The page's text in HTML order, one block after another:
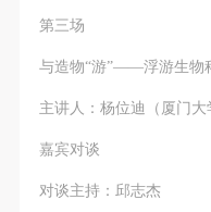
第三场
与造物“游”——浮游生物
主讲人：杨位迪（厦门大
嘉宾对谈
对谈主持：邱志杰
民法通则》以及 最高
人民共和国民法通则
方）的权利义务关系
带有甲方肖像的作品
一、 一般约定
民法通则》以及 最高
人民共和国民法通则
方）的权利义务关系
带有甲方肖像的作品
一、 一般约定
民法通则》以及 最高
人民共和国民法通则
方）的权利义务关系
带有甲方肖像的作品
一、 一般约定